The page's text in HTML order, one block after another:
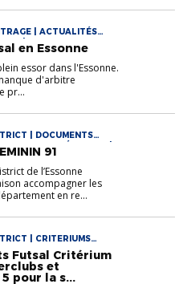
| ACTUALITÉS
| DOCUMENTS
UTILES FUTSAL
en Essonne
essor dans l'Essonne.
d'arbitre
pr...
| DOCUMENTS
UTILES FÉMININES |
FUTSAL |
| FÉMININES |
| FOOTBALL
CLUBS
91
de l’Essonne
accompagner les
en re...
| CRITERIUMS
UTILES FUTSAL
Futsal Critérium
et
pour la s...